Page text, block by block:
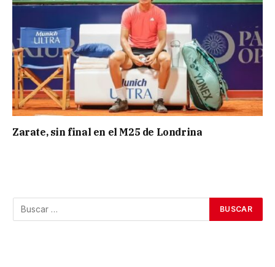
Zarate, sin final en el M25 de Londrina